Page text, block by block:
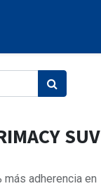
SUV
adherencia en